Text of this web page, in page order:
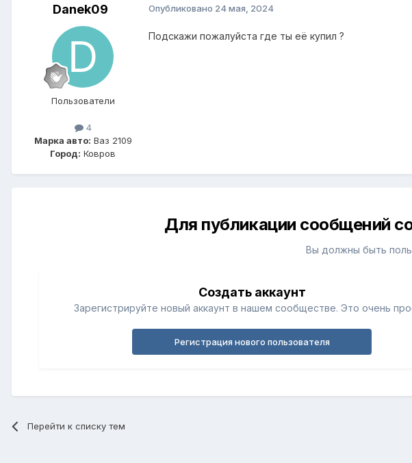
Danek09
Пользователи
4
Марка авто: Ваз 2109
Город: Ковров
Опубликовано 24 мая, 2024
Подскажи пожалуйста где ты её купил ?
Для публикации сообщений
Вы должны быть
Создать аккаунт
Зарегистрируйте новый аккаунт в нашем сообществе. Это очень
Регистрация нового пользователя
Перейти к списку тем